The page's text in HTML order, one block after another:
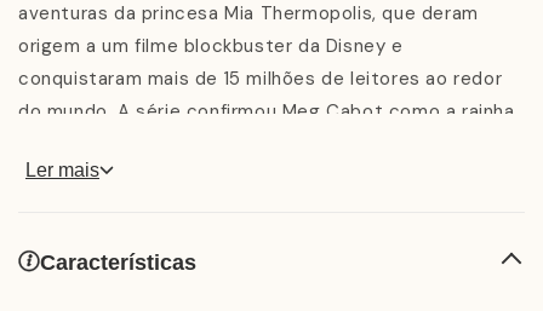
aventuras da princesa Mia Thermopolis, que deram
origem a um filme blockbuster da Disney e
conquistaram mais de 15 milhões de leitores ao redor
do mundo. A série confirmou Meg Cabot como a rainha
vendidos no Brasil. Em PRINCESA PARA SEMPRE,
conclusão do ensino médio — o que ocupava
Ler mais
Características